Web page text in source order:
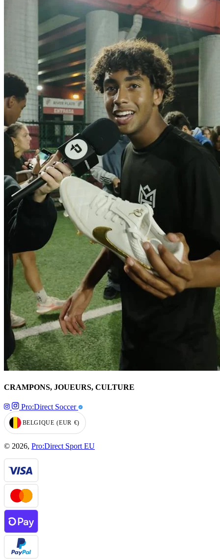
CRAMPONS, JOUEURS, CULTURE
Pro:Direct Soccer
GEOLOCATION BUTTON: BELGIQUE, EUR, €
BELGIQUE (EUR €)
© 2026, Pro:Direct Sport EU